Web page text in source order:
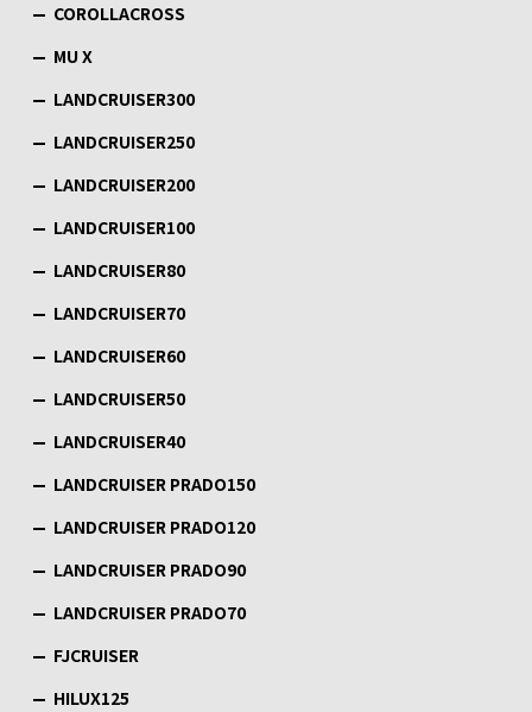
COROLLACROSS
MU X
LANDCRUISER300
LANDCRUISER250
LANDCRUISER200
LANDCRUISER100
LANDCRUISER80
LANDCRUISER70
LANDCRUISER60
LANDCRUISER50
LANDCRUISER40
LANDCRUISER PRADO150
LANDCRUISER PRADO120
LANDCRUISER PRADO90
LANDCRUISER PRADO70
FJCRUISER
HILUX125